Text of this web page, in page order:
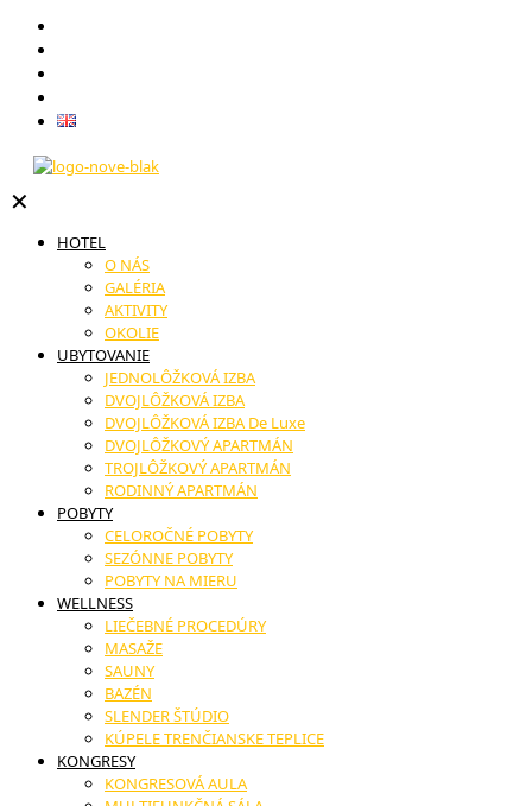
✕
HOTEL
O NÁS
GALÉRIA
AKTIVITY
OKOLIE
UBYTOVANIE
JEDNOLÔŽKOVÁ IZBA
DVOJLÔŽKOVÁ IZBA
DVOJLÔŽKOVÁ IZBA De Luxe
DVOJLÔŽKOVÝ APARTMÁN
TROJLÔŽKOVÝ APARTMÁN
RODINNÝ APARTMÁN
POBYTY
CELOROČNÉ POBYTY
SEZÓNNE POBYTY
POBYTY NA MIERU
WELLNESS
LIEČEBNÉ PROCEDÚRY
MASAŽE
SAUNY
BAZÉN
SLENDER ŠTÚDIO
KÚPELE TRENČIANSKE TEPLICE
KONGRESY
KONGRESOVÁ AULA